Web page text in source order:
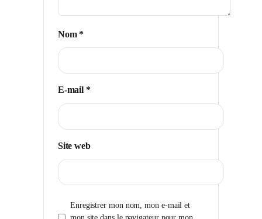
Nom *
E-mail *
Site web
Enregistrer mon nom, mon e-mail et